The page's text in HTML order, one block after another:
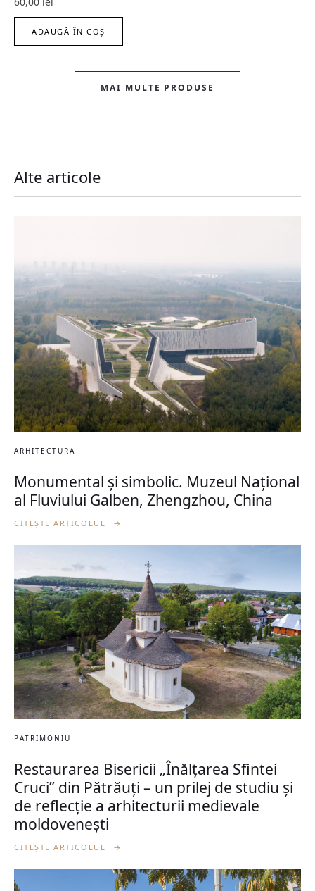
ADAUGĂ ÎN COȘ
MAI MULTE PRODUSE
Alte articole
ARHITECTURA
Monumental și simbolic. Muzeul Național
al Fluviului Galben, Zhengzhou, China
CITEȘTE ARTICOLUL →
PATRIMONIU
Restaurarea Bisericii „Înălțarea Sfintei
Cruci” din Pătrăuți – un prilej de studiu și
de reflecție a arhitecturii medievale
moldovenești
CITEȘTE ARTICOLUL →